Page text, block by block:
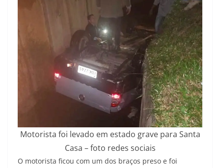
Motorista foi levado em estado grave para Santa
Casa – foto redes sociais
O motorista ficou com um dos braços preso e foi